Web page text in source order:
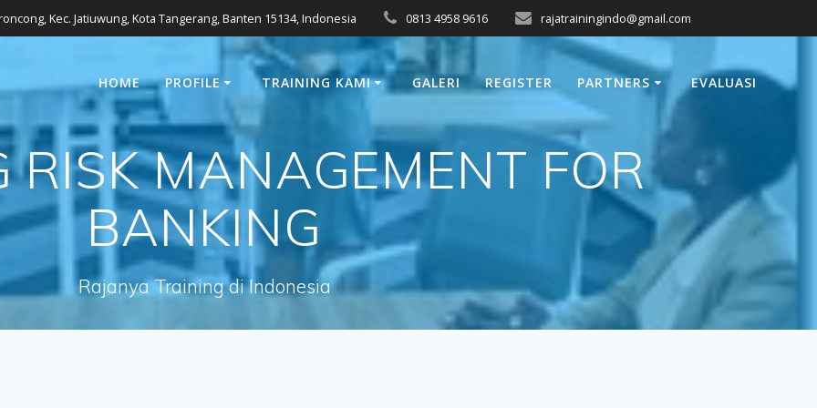
Kec. Jatiuwung, Kota Tangerang, Banten 15134, Indonesia 0813 4958 9616 rajatrainingindo@gmail.com
HOME PROFILE TRAINING KAMI GALERI REGISTER PARTNERS EVALUASI
RISK MANAGEMENT FOR
BANKING
Rajanya Training di Indonesia